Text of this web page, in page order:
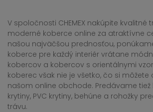
V spoločnosti CHEMEX nakúpite kvalitné
moderné koberce online za atraktívne
našou najväčšou prednosťou,
koberce pre každý interiér vrátane
kobercov a kobercov s orientálnymi
koberec však nie je všetko, čo si môžete
našom online obchode. Predávame
krytiny, PVC krytiny, behúne a rohožky
trávu.